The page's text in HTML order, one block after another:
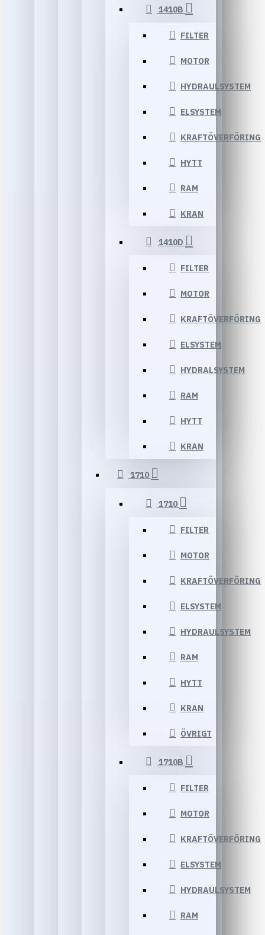
1410B
FILTER
MOTOR
HYDRAULSYSTEM
ELSYSTEM
KRAFTÖVERFÖRING
HYTT
RAM
KRAN
1410D
FILTER
MOTOR
KRAFTÖVERFÖRING
ELSYSTEM
HYDRALSYSTEM
RAM
HYTT
KRAN
1710
1710
FILTER
MOTOR
KRAFTÖVERFÖRING
ELSYSTEM
HYDRAULSYSTEM
RAM
HYTT
KRAN
ÖVRIGT
1710B
FILTER
MOTOR
KRAFTÖVERFÖRING
ELSYSTEM
HYDRAULSYSTEM
RAM